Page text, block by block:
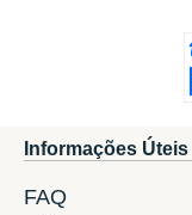
Informações Úteis
FAQ